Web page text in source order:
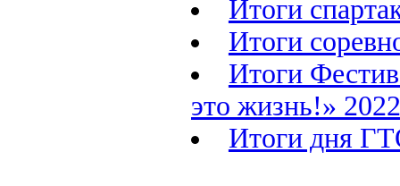
Итоги
Итоги
Итоги
это жизнь!»
Итоги дня